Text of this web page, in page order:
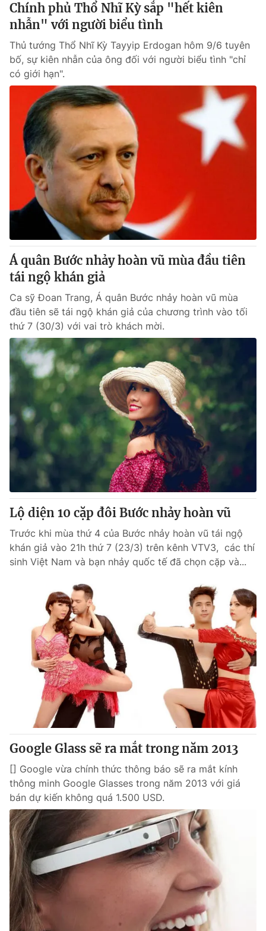
Chính phủ Thổ Nhĩ Kỳ sắp "hết kiên
nhẫn" với người biểu tình
Thủ tướng Thổ Nhĩ Kỳ Tayyip Erdogan hôm 9/6 tuyên
bố, sự kiên nhẫn của ông đối với người biểu tình "chỉ
có giới hạn".
Á quân Bước nhảy hoàn vũ mùa đầu tiên
tái ngộ khán giả
Ca sỹ Đoan Trang, Á quân Bước nhảy hoàn vũ mùa
đầu tiên sẽ tái ngộ khán giả của chương trình vào tối
thứ 7 (30/3) với vai trò khách mời.
Lộ diện 10 cặp đôi Bước nhảy hoàn vũ
Trước khi mùa thứ 4 của Bước nhảy hoàn vũ tái ngộ
khán giả vào 21h thứ 7 (23/3) trên kênh VTV3, các thí
sinh Việt Nam và bạn nhảy quốc tế đã chọn cặp và...
Google Glass sẽ ra mắt trong năm 2013
[] Google vừa chính thức thông báo sẽ ra mắt kính
thông minh Google Glasses trong năm 2013 với giá
bán dự kiến không quá 1.500 USD.